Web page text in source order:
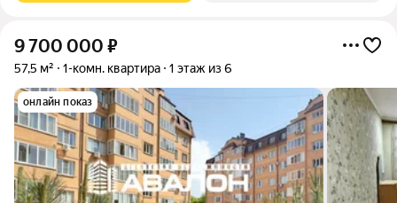
9 700 000 ₽
57,5 м² 1-комн. квартира 1 этаж из 6
онлайн показ